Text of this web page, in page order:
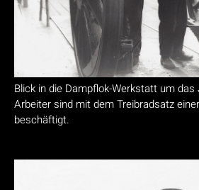
Blick in die Dampflok-Werkstatt um
Arbeiter sind mit dem Treibradsatz
beschäftigt.